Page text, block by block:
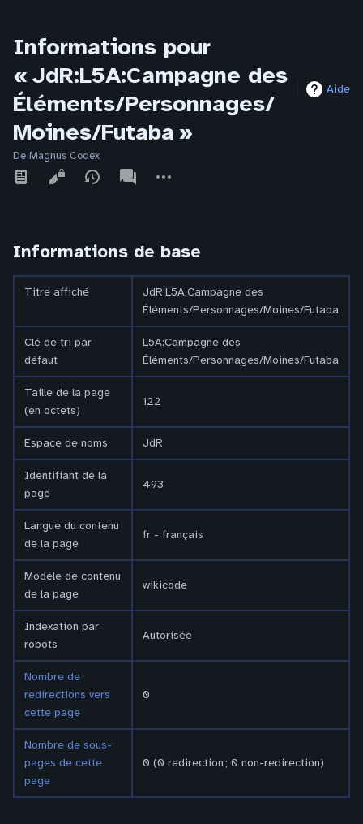
Informations pour
« JdR:L5A:Campagne des
Éléments/Personnages/
Moines/Futaba »
Aide
De Magnus Codex
Affichages
associated-
pages
actions
Informations de base
Titre affiché
JdR:L5A:Campagne des
Éléments/Personnages/Moines/Futaba
Clé de tri par
défaut
L5A:Campagne des
Éléments/Personnages/Moines/Futaba
Taille de la page
(en octets)
122
Espace de noms JdR
Identifiant de la
page
493
Langue du contenu
de la page
fr - français
Modèle de contenu
de la page
wikicode
Indexation par
robots
Autorisée
Nombre de
redirections vers
cette page
0
Nombre de sous-
pages de cette
page
0 (0 redirection ; 0 non-redirection)